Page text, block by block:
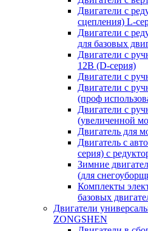
Двигатели с
сцепления) L-
Двигатели с
для базовых
Двигатели с
12В (D-серия)
Двигатели с
Двигатели с
(проф
Двигатели с
(увеличенной
Двигатель для
Двигатель с
серия) с
Зимние
(для
Комплекты
базовых
Двигатели
ZONGSHEN